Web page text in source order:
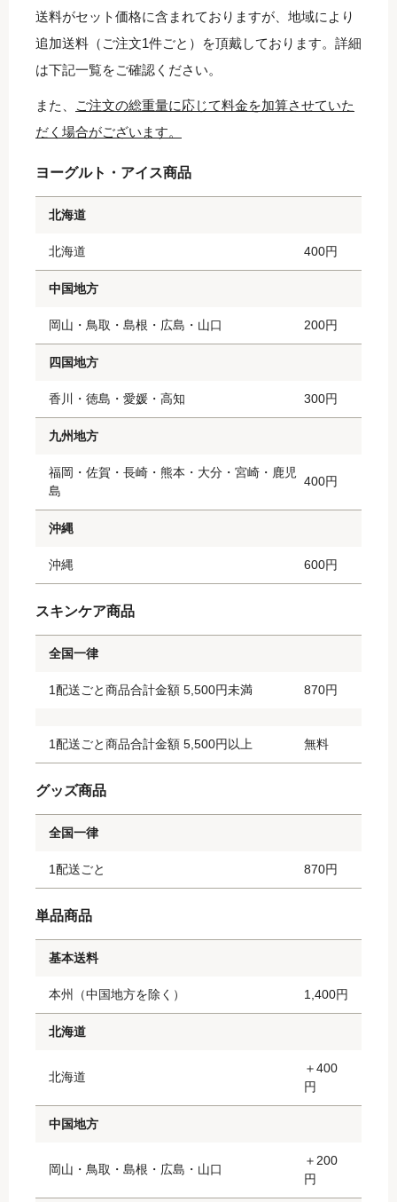
送料がセット価格に含まれておりますが、地域により
追加送料（ご注文1件ごと）を頂戴しております。詳細
は下記一覧をご確認ください。
また、
ご注文の総重量に応じて料金を加算させていた
だく場合がございます。
ヨーグルト・アイス商品
北海道
北海道 400円
中国地方
岡山・鳥取・島根・広島・山口 200円
四国地方
香川・徳島・愛媛・高知 300円
九州地方
福岡・佐賀・長崎・熊本・大分・宮崎・鹿児
島
400円
沖縄
沖縄 600円
スキンケア商品
全国一律
1配送ごと商品合計金額 5,500円未満 870円
1配送ごと商品合計金額 5,500円以上 無料
グッズ商品
全国一律
1配送ごと 870円
単品商品
基本送料
本州（中国地方を除く） 1,400円
北海道
北海道
＋400
円
中国地方
岡山・鳥取・島根・広島・山口
＋200
円